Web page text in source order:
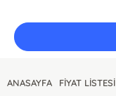
ANASAYFA FİYAT LİSTESİ